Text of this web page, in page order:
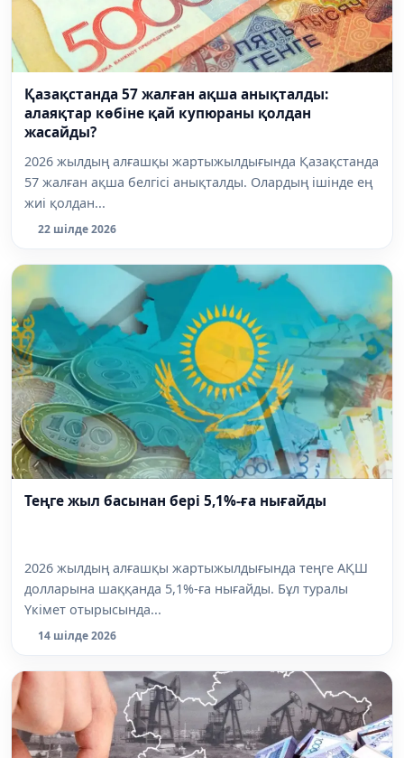
Қазақстанда 57 жалған ақша анықталды:
алаяқтар көбіне қай купюраны қолдан
жасайды?
2026 жылдың алғашқы жартыжылдығында Қазақстанда
57 жалған ақша белгісі анықталды. Олардың ішінде ең
жиі қолдан...
22 шілде 2026
Теңге жыл басынан бері 5,1%-ға нығайды
2026 жылдың алғашқы жартыжылдығында теңге АҚШ
долларына шаққанда 5,1%-ға нығайды. Бұл туралы
Үкімет отырысында...
14 шілде 2026